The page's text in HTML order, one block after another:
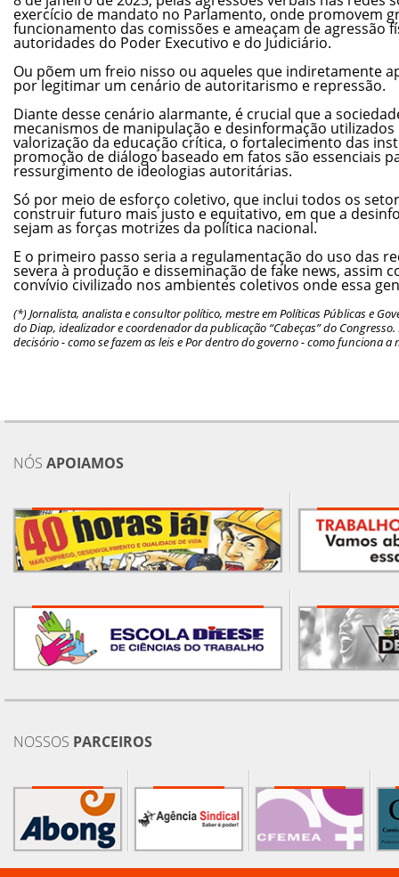
exercício de mandato no Parlamento, onde promovem
funcionamento das comissões e ameaçam de agressão
autoridades do Poder Executivo e do Judiciário.
Ou põem um freio nisso ou aqueles que indiretamente
por legitimar um cenário de autoritarismo e repressão.
Diante desse cenário alarmante, é crucial que a
mecanismos de manipulação e desinformação
valorização da educação crítica, o fortalecimento das
promoção de diálogo baseado em fatos são essenciais
ressurgimento de ideologias autoritárias.
Só por meio de esforço coletivo, que inclui todos os
construir futuro mais justo e equitativo, em que a
sejam as forças motrizes da política nacional.
E o primeiro passo seria a regulamentação do uso das
severa à produção e disseminação de fake news, assim
convívio civilizado nos ambientes coletivos onde essa
(*) Jornalista, analista e consultor político, mestre em Políticas Públicas e
do Diap, idealizador e coordenador da publicação “Cabeças” do
decisório - como se fazem as leis e Por dentro do governo - como funciona
NÓS APOIAMOS
NOSSOS PARCEIROS